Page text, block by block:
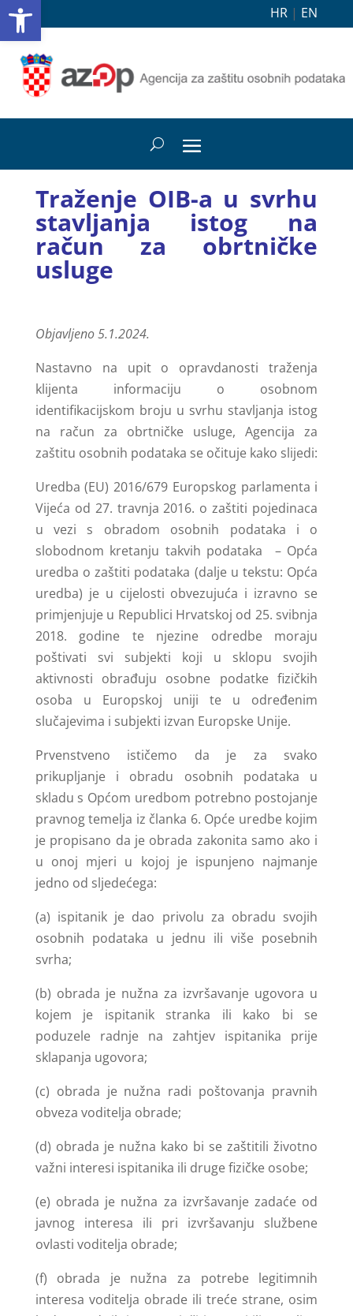
HR | EN
Traženje OIB-a u svrhu
stavljanja istog na
račun za obrtničke
usluge
Objavljeno 5.1.2024.
Nastavno na upit o opravdanosti traženja
klijenta informaciju o osobnom
identifikacijskom broju u svrhu stavljanja istog
na račun za obrtničke usluge, Agencija za
zaštitu osobnih podataka se očituje kako slijedi:
Uredba (EU) 2016/679 Europskog parlamenta i
Vijeća od 27. travnja 2016. o zaštiti pojedinaca
u vezi s obradom osobnih podataka i o
slobodnom kretanju takvih podataka – Opća
uredba o zaštiti podataka (dalje u tekstu: Opća
uredba) je u cijelosti obvezujuća i izravno se
primjenjuje u Republici Hrvatskoj od 25. svibnja
2018. godine te njezine odredbe moraju
poštivati svi subjekti koji u sklopu svojih
aktivnosti obrađuju osobne podatke fizičkih
osoba u Europskoj uniji te u određenim
slučajevima i subjekti izvan Europske Unije.
Prvenstveno ističemo da je za svako
prikupljanje i obradu osobnih podataka u
skladu s Općom uredbom potrebno postojanje
pravnog temelja iz članka 6. Opće uredbe kojim
je propisano da je obrada zakonita samo ako i
u onoj mjeri u kojoj je ispunjeno najmanje
jedno od sljedećega:
(a) ispitanik je dao privolu za obradu svojih
osobnih podataka u jednu ili više posebnih
svrha;
(b) obrada je nužna za izvršavanje ugovora u
kojem je ispitanik stranka ili kako bi se
poduzele radnje na zahtjev ispitanika prije
sklapanja ugovora;
(c) obrada je nužna radi poštovanja pravnih
obveza voditelja obrade;
(d) obrada je nužna kako bi se zaštitili životno
važni interesi ispitanika ili druge fizičke osobe;
(e) obrada je nužna za izvršavanje zadaće od
javnog interesa ili pri izvršavanju službene
ovlasti voditelja obrade;
(f) obrada je nužna za potrebe legitimnih
interesa voditelja obrade ili treće strane, osim